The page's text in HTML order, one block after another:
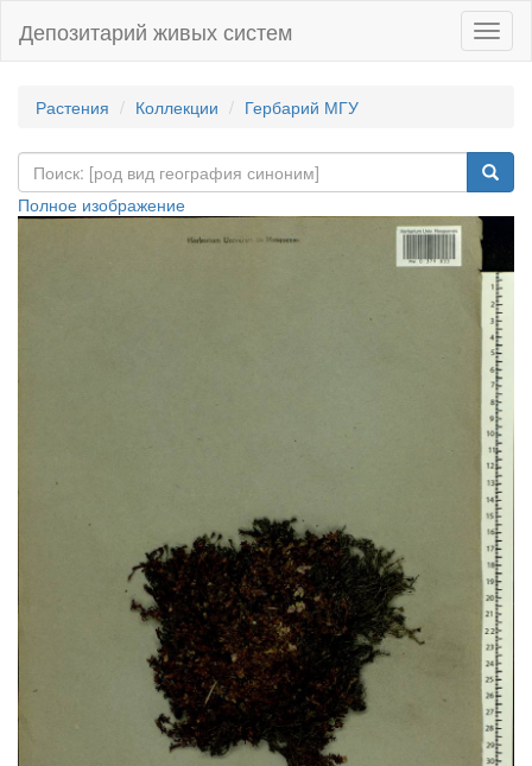
Депозитарий живых систем
Растения Коллекции Гербарий МГУ
Полное изображение